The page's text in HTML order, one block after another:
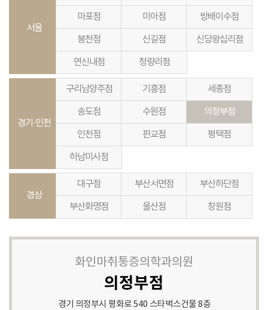
서울
마포점 미아점 방배이수점
봉천점 신길점 신당왕십리점
연신내점 청량리점
경기·인천
구리남양주점 기흥점 세종점
송도점 수원점 의정부점
인천점 판교점 평택점
하남미사점
경상
대구점 부산서면점 부산하단점
부산화명점 울산점 창원점
화인마취통증의학과의원
의정부점
경기 의정부시 평화로 540 스타벅스건물 8층